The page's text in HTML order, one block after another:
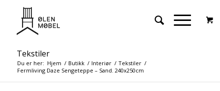
Tekstiler
Du er her: Hjem / Butikk / Interiør / Tekstiler /
Fermliving Daze Sengeteppe – Sand. 240x250cm